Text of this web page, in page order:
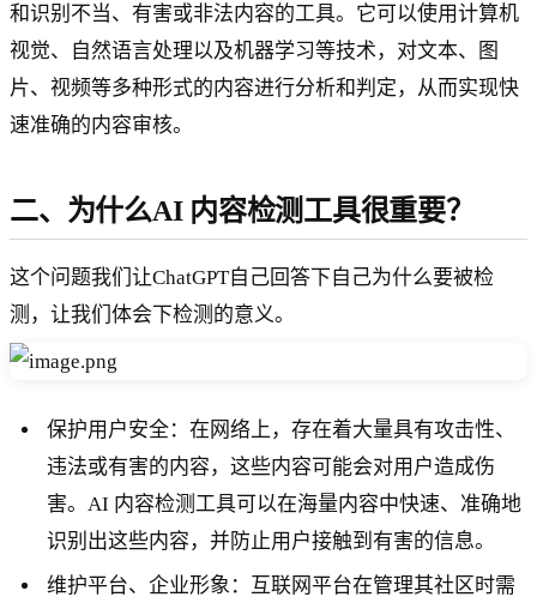
和识别不当、有害或非法内容的工具。它可以使用计算机
视觉、自然语言处理以及机器学习等技术，对文本、图
片、视频等多种形式的内容进行分析和判定，从而实现快
速准确的内容审核。
二、为什么AI 内容检测工具很重要？
这个问题我们让ChatGPT自己回答下自己为什么要被检
测，让我们体会下检测的意义。
保护用户安全：在网络上，存在着大量具有攻击性、
违法或有害的内容，这些内容可能会对用户造成伤
害。AI 内容检测工具可以在海量内容中快速、准确地
识别出这些内容，并防止用户接触到有害的信息。
维护平台、企业形象：互联网平台在管理其社区时需